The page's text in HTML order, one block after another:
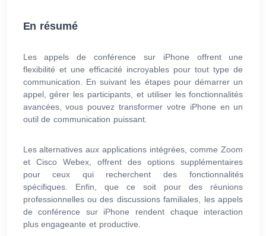
En résumé
Les appels de conférence sur iPhone offrent une
flexibilité et une efficacité incroyables pour tout type de
communication. En suivant les étapes pour démarrer un
appel, gérer les participants, et utiliser les fonctionnalités
avancées, vous pouvez transformer votre iPhone en un
outil de communication puissant.
Les alternatives aux applications intégrées, comme Zoom
et Cisco Webex, offrent des options supplémentaires
pour ceux qui recherchent des fonctionnalités
spécifiques. Enfin, que ce soit pour des réunions
professionnelles ou des discussions familiales, les appels
de conférence sur iPhone rendent chaque interaction
plus engageante et productive.